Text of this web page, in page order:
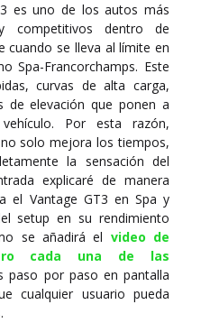
es uno de los autos más
competitivos dentro de
cuando se lleva al límite en
Spa-Francorchamps. Este
curvas de alta carga,
de elevación que ponen a
Por esta razón,
solo mejora los tiempos,
la sensación del
explicaré de manera
el Vantage GT3 en Spa y
setup en su rendimiento
se añadirá el video de
cada una de las
paso por paso en pantalla
cualquier usuario pueda